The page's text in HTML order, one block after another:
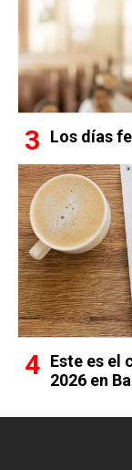
Los días
Este es el
2026 en